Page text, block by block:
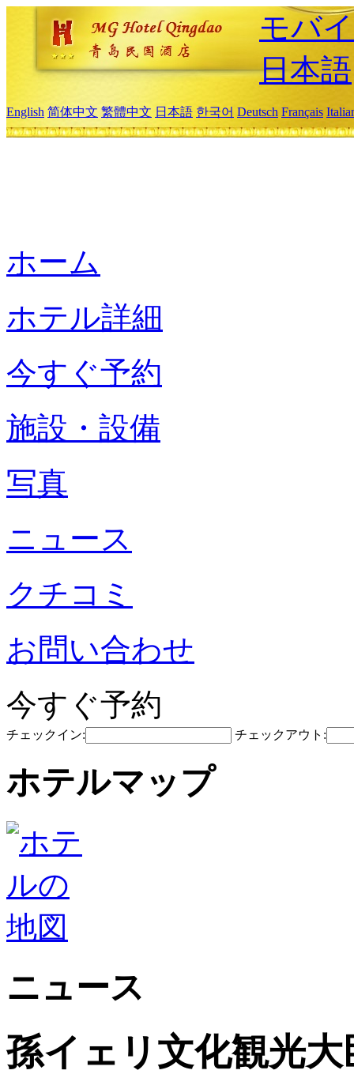
モバ
日本語
English 简体中文 繁體中文 日本語 한국어 Deutsch Français
ホーム
ホテル詳細
今すぐ予約
施設・設備
写真
ニュース
クチコミ
お問い合わせ
今すぐ予約
チェックイン: チェックアウト:
ホテルマップ
ニュース
孫イェリ文化観光